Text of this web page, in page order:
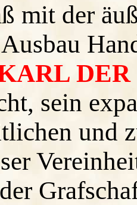
mit der
DER
sein
und